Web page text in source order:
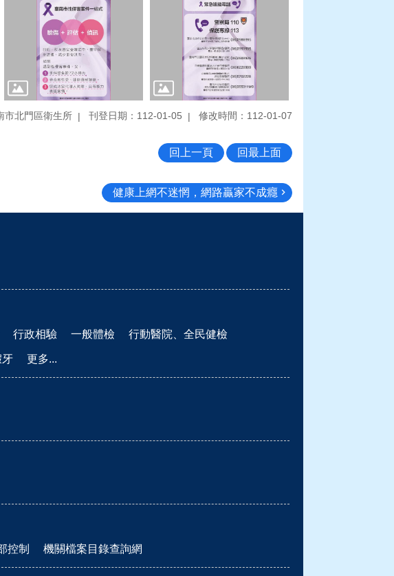
市北門區衛生所 刊登日期：112-01-05 修改時間：112-01-07
回上一頁 回最上面
健康上網不迷惘，網路贏家不成癮
行政相驗 一般體檢 行動醫院、全民健檢
牙 更多...
控制 機關檔案目錄查詢網